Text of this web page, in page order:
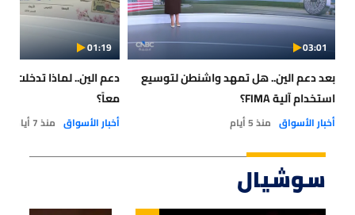
03:01
بعد دعم الين.. هل تمهد واشنطن لتوسيع
استخدام آلية FIMA؟
أخبار الأسواق منذ 5 أيام
01:19
دعم الين.. لماذا تدخلت
معاً؟
أخبار الأسواق منذ 7 أيام
سوشيال